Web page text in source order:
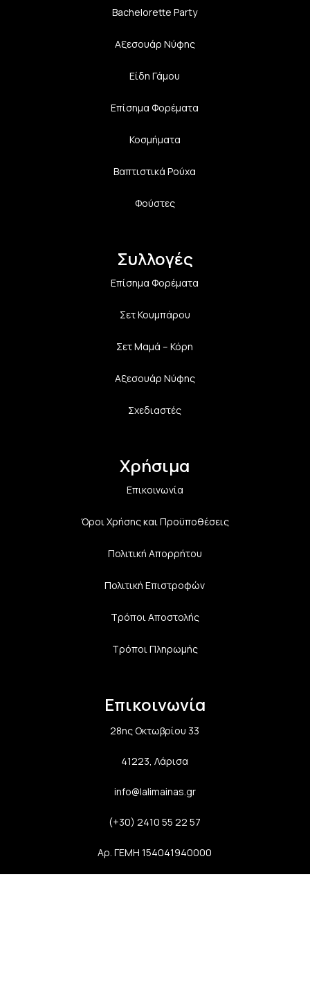
Bachelorette Party
Αξεσουάρ Νύφης
Είδη Γάμου
Επίσημα Φορέματα
Κοσμήματα
Βαπτιστικά Ρούχα
Φούστες
Συλλογές
Επίσημα Φορέματα
Σετ Κουμπάρου
Σετ Μαμά – Κόρη
Αξεσουάρ Νύφης
Σχεδιαστές
Χρήσιμα
Επικοινωνία
Όροι Χρήσης και Προϋποθέσεις
Πολιτική Aπορρήτου
Πολιτική Επιστροφών
Τρόποι Αποστολής
Τρόποι Πληρωμής
Επικοινωνία
28ης Οκτωβρίου 33
41223, Λάρισα
info@lalimainas.gr
(+30) 2410 55 22 57
Αρ. ΓΕΜΗ 154041940000